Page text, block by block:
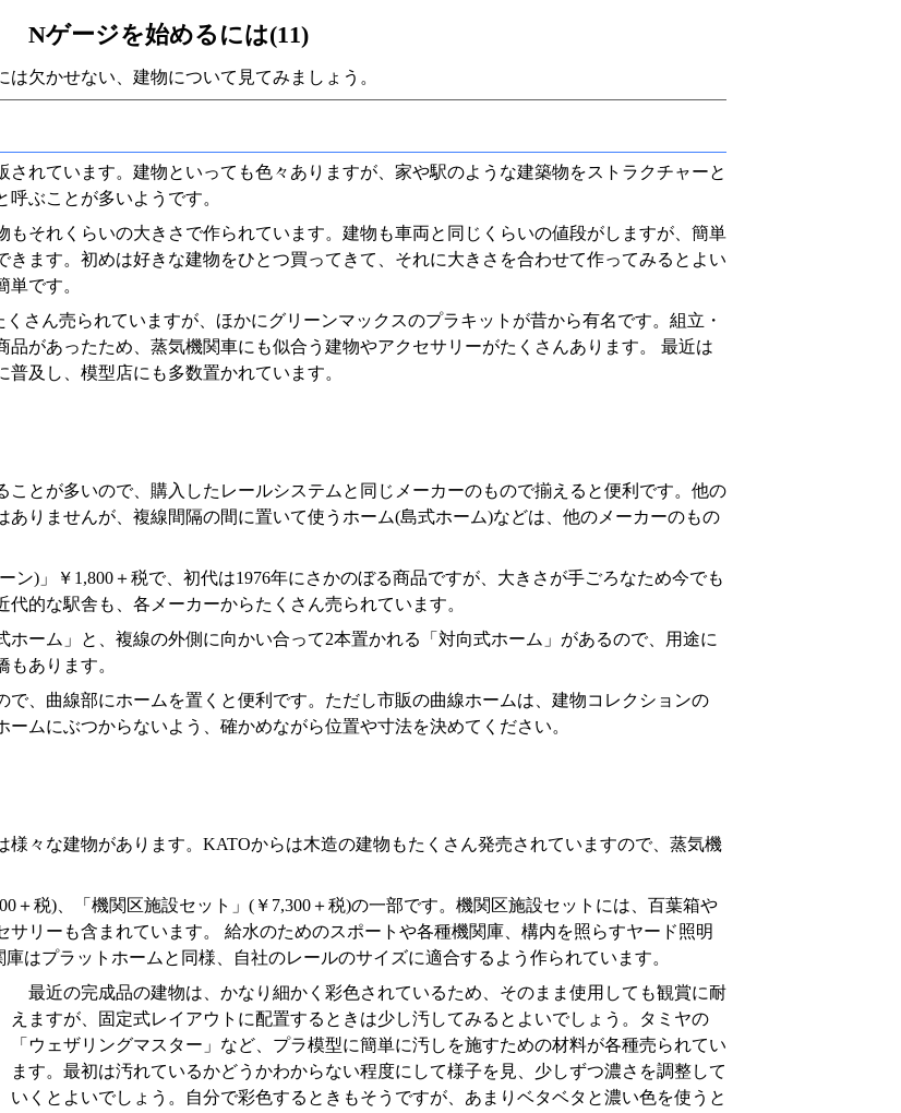
Nゲージを始めるには(11)
欠かせない、建物について見てみましょう。
れています。建物といっても色々ありますが、家や駅のような建築物をストラクチャーと
ぶことが多いようです。
もそれくらいの大きさで作られています。建物も車両と同じくらいの値段がしますが、簡単
ます。初めは好きな建物をひとつ買ってきて、それに大きさを合わせて作ってみるとよい
です。
さん売られていますが、ほかにグリーンマックスのプラキットが昔から有名です。組立・
があったため、蒸気機関車にも似合う建物やアクセサリーがたくさんあります。 最近は
及し、模型店にも多数置かれています。
とが多いので、購入したレールシステムと同じメーカーのもので揃えると便利です。他の
ありませんが、複線間隔の間に置いて使うホーム(島式ホーム)などは、他のメーカーのもの
ン)」￥1,800＋税で、初代は1976年にさかのぼる商品ですが、大きさが手ごろなため今でも
的な駅舎も、各メーカーからたくさん売られています。
ーム」と、複線の外側に向かい合って2本置かれる「対向式ホーム」があるので、用途に
あります。
、曲線部にホームを置くと便利です。ただし市販の曲線ホームは、建物コレクションの
ムにぶつからないよう、確かめながら位置や寸法を決めてください。
々な建物があります。KATOからは木造の建物もたくさん発売されていますので、蒸気機
＋税)、「機関区施設セット」(￥7,300＋税)の一部です。機関区施設セットには、百葉箱や
リーも含まれています。 給水のためのスポートや各種機関庫、構内を照らすヤード照明
はプラットホームと同様、自社のレールのサイズに適合するよう作られています。
最近の完成品の建物は、かなり細かく彩色されているため、そのまま使用しても観賞に耐
えますが、固定式レイアウトに配置するときは少し汚してみるとよいでしょう。タミヤの
「ウェザリングマスター」など、プラ模型に簡単に汚しを施すための材料が各種売られてい
ます。最初は汚れているかどうかわからない程度にして様子を見、少しずつ濃さを調整して
いくとよいでしょう。自分で彩色するときもそうですが、あまりベタベタと濃い色を使うと